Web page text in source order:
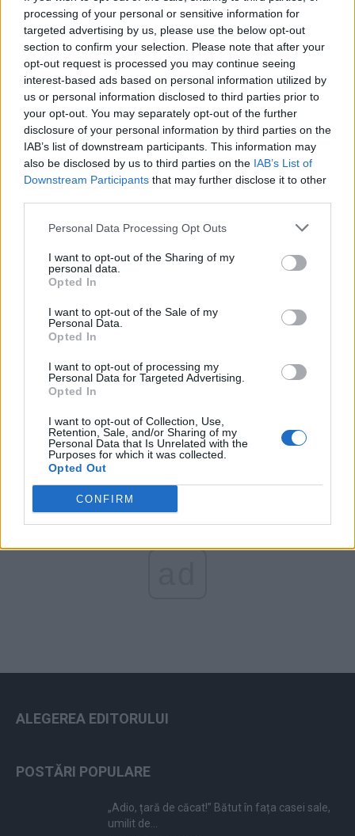
processing of your personal or sensitive information for
targeted advertising by us, please use the below opt-out
section to confirm your selection. Please note that after your
opt-out request is processed you may continue seeing
interest-based ads based on personal information utilized by
us or personal information disclosed to third parties prior to
your opt-out. You may separately opt-out of the further
disclosure of your personal information by third parties on the
IAB’s list of downstream participants. This information may
also be disclosed by us to third parties on the IAB’s List of
Downstream Participants that may further disclose it to other
Personal Data Processing Opt Outs
I want to opt-out of the Sharing of my
personal data.
Opted In
I want to opt-out of the Sale of my
Personal Data.
Opted In
I want to opt-out of processing my
Personal Data for Targeted Advertising.
Opted In
I want to opt-out of Collection, Use,
Retention, Sale, and/or Sharing of my
Personal Data that Is Unrelated with the
Purposes for which it was collected.
Opted Out
CONFIRM
SENS
SOS (Șoșoacă)
POT (Gavrilă)
PACE (Peia)
Acțiunea Conservatoare (Târziu)
PDF (Lazarus)
PUSL (D. Voiculescu)
PNȚCD (Pavelescu)
PNCR (Terheș)
Partidul Patrioților (Surugiu)
FAR (Coarnă)
România pe Primul Loc (Ponta)
Arată rezultatele
Arhiva sondajelor
ALEGEREA EDITORULUI
POSTĂRI POPULARE
„Adio, țară de căcat!” Bătut în fața casei sale,
umilit de...